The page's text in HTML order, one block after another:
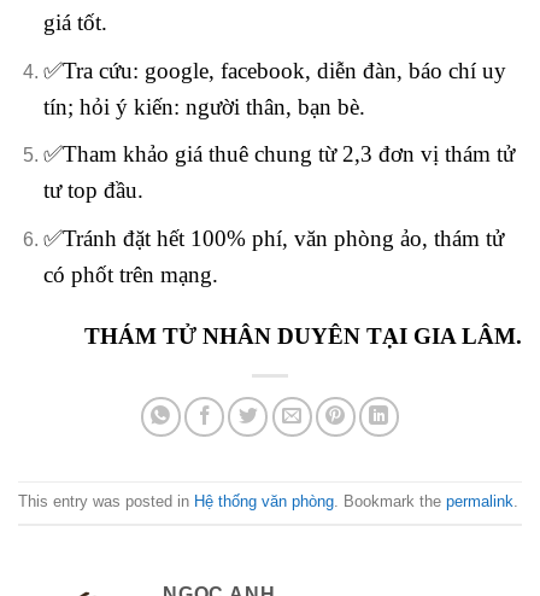
giá tốt.
✅Tra cứu: google, facebook, diễn đàn, báo chí uy
tín; hỏi ý kiến: người thân, bạn bè.
✅Tham khảo giá thuê chung từ 2,3 đơn vị thám tử
tư top đầu.
✅Tránh đặt hết 100% phí, văn phòng ảo, thám tử
có phốt trên mạng.
THÁM TỬ NHÂN DUYÊN TẠI GIA LÂM.
This entry was posted in Hệ thống văn phòng. Bookmark the permalink.